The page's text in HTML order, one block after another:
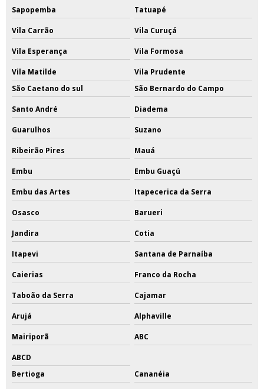
Sapopemba Tatuapé
Vila Carrão Vila Curuçá
Vila Esperança Vila Formosa
Vila Matilde
Vila Prudente
São Caetano do sul
São Bernardo do Campo
Santo André Diadema
Guarulhos Suzano
Ribeirão Pires Mauá
Embu Embu Guaçú
Embu das Artes Itapecerica da Serra
Osasco Barueri
Jandira Cotia
Itapevi Santana de Parnaíba
Caierias Franco da Rocha
Taboão da Serra Cajamar
Arujá Alphaville
Mairiporã ABC
ABCD
Bertioga
Cananéia